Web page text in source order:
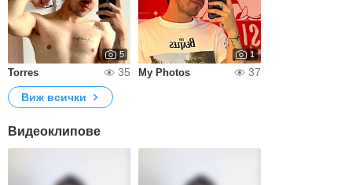
5
Torres 35
1
My Photos
37
Виж всички
Видеоклипове